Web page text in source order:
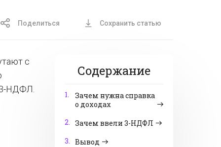
Поделиться Сохранить статью
Содержание
1.
Зачем нужна справка
о доходах
2. Зачем ввели 3-НДФЛ
3. Вывод
с
НДФЛ.